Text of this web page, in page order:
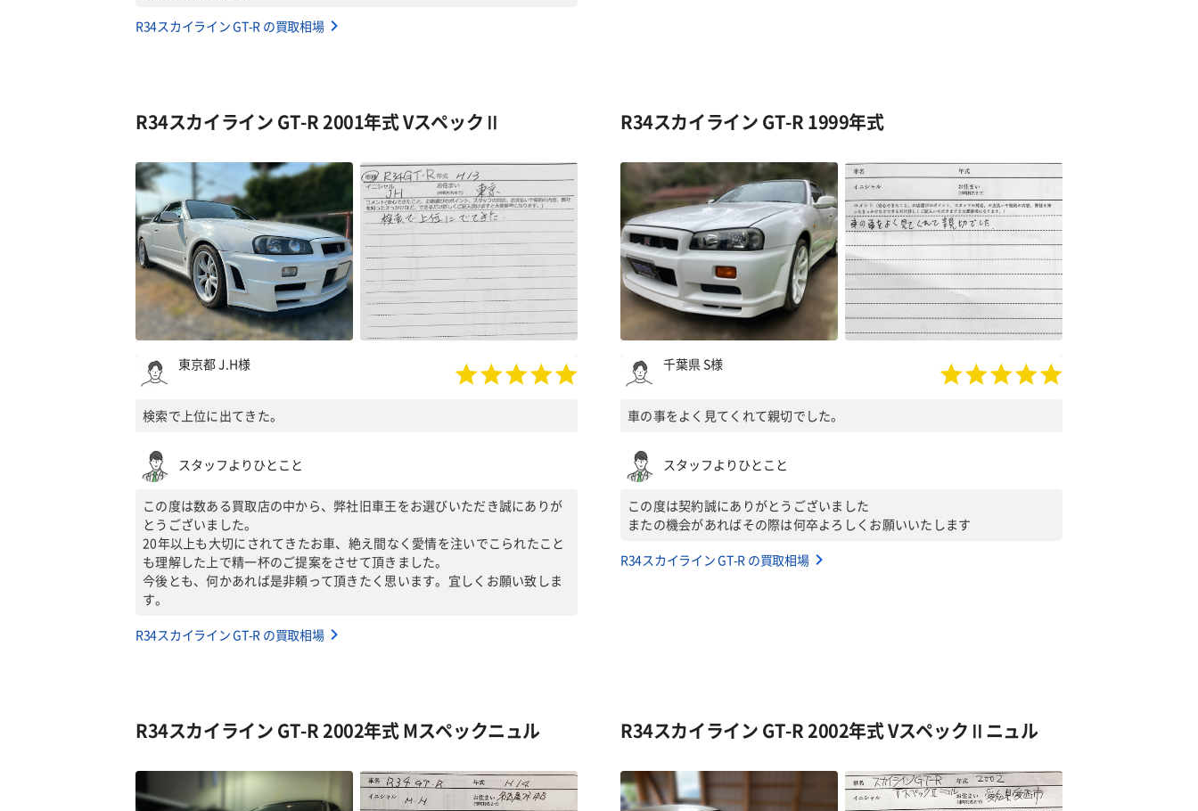
R34スカイライン GT-R の買取相場
R34スカイライン GT-R 2001年式 VスペックⅡ
東京都 J.H様
検索で上位に出てきた。
スタッフよりひとこと
この度は数ある買取店の中から、弊社旧車王をお選びいただき誠にありが
とうございました。
20年以上も大切にされてきたお車、絶え間なく愛情を注いでこられたこと
も理解した上で精一杯のご提案をさせて頂きました。
今後とも、何かあれば是非頼って頂きたく思います。宜しくお願い致しま
す。
R34スカイライン GT-R の買取相場
R34スカイライン GT-R 1999年式
千葉県 S様
車の事をよく見てくれて親切でした。
スタッフよりひとこと
この度は契約誠にありがとうございました
またの機会があればその際は何卒よろしくお願いいたします
R34スカイライン GT-R の買取相場
R34スカイライン GT-R 2002年式 Mスペックニュル R34スカイライン GT-R 2002年式 VスペックⅡニュル